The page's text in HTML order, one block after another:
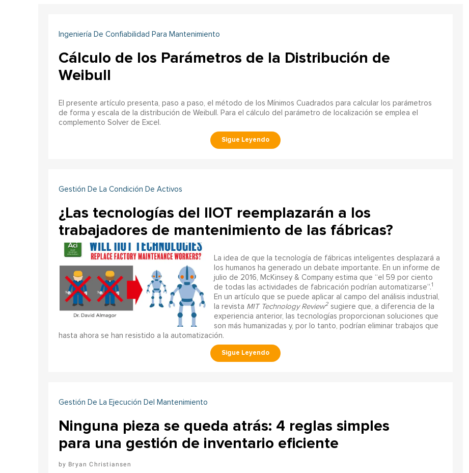
Ingeniería De Confiabilidad Para Mantenimiento
Cálculo de los Parámetros de la Distribución de
Weibull
El presente artículo presenta, paso a paso, el método de los Mínimos Cuadrados para calcular los parámetros
de forma y escala de la distribución de Weibull. Para el cálculo del parámetro de localización se emplea el
complemento Solver de Excel.
Gestión De La Condición De Activos
¿Las tecnologías del IIOT reemplazarán a los
trabajadores de mantenimiento de las fábricas?
La idea de que la tecnología de fábricas inteligentes desplazará a
los humanos ha generado un debate importante. En un informe de
julio de 2016, McKinsey & Company estima que “el 59 por ciento
de todas las actividades de fabricación podrían automatizarse”.1
En un artículo que se puede aplicar al campo del análisis industrial,
la revista MIT Technology Review2sugiere que, a diferencia de la
experiencia anterior, las tecnologías proporcionan soluciones que
son más humanizadas y, por lo tanto, podrían eliminar trabajos que
hasta ahora se han resistido a la automatización.
Gestión De La Ejecución Del Mantenimiento
Ninguna pieza se queda atrás: 4 reglas simples
para una gestión de inventario eficiente
Bryan Christiansen